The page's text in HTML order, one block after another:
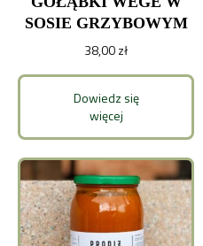
SOSIE GRZYBOWYM
38,00zł
Dowiedz się
więcej